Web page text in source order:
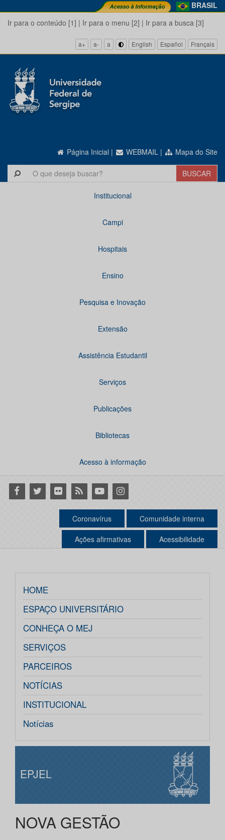
BRASIL
Ir para o conteúdo [1] | Ir para o menu [2] | Ir para a busca [3]
a+ a- a English Español Français
Página Inicial | WEBMAIL | Mapa do Site
Institucional
Campi
Hospitais
Ensino
Pesquisa e Inovação
Extensão
Assistência Estudantil
Serviços
Publicações
Bibliotecas
Acesso à informação
Facebook
Twitter Flickr RSS YoutubeInstagram
Coronavírus Comunidade interna
Ações afirmativas Acessibilidade
HOME
ESPAÇO UNIVERSITÁRIO
CONHEÇA O MEJ
SERVIÇOS
PARCEIROS
NOTÍCIAS
INSTITUCIONAL
Notícias
EPJEL
NOVA GESTÃO